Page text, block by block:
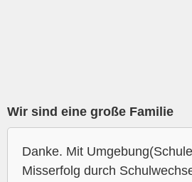
Wir sind eine große Familie
Danke. Mit
Misserfolg durch